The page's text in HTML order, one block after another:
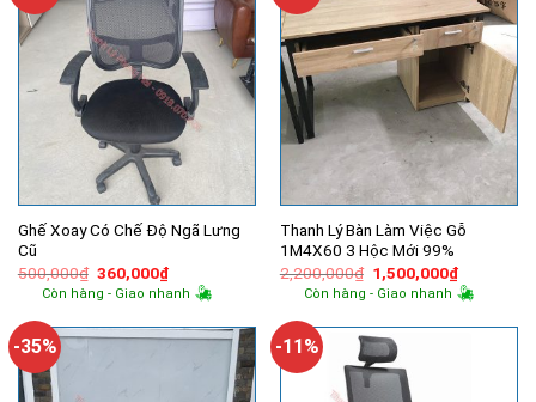
Ghế Xoay Có Chế Độ Ngã Lưng
Cũ
500,000₫ Giá
gốc
là:
360,000₫Giá
hiện
tại
360,000₫.
Còn hàng - Giao nhanh
Thanh Lý Bàn Làm Việc Gỗ
1M4X60 3 Hộc Mới 99%
2,200,000₫ Giá
gốc
là:
1,500,000₫Giá
hiện
tại
Còn hàng - Giao nhanh
-35% -11%